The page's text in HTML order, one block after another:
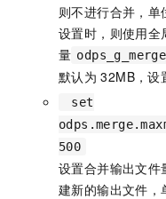
则不进行合并，单
设置时，则使用全
量
默认为 32MB，设
set
500
设置合并输出文件
建新的输出文件，